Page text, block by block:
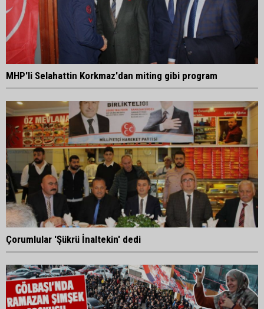
MHP'li Selahattin Korkmaz'dan miting gibi program
Çorumlular 'Şükrü İnaltekin' dedi